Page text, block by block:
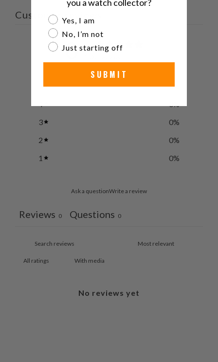
Customer reviews
0
0%
4
0%
3
0%
2
0%
1
0%
Ask a questionWrite a review
Reviews 0 Questions 0
With media
No reviews yet
you a watch collector?
Are you a watch collector?
Yes, I am
No, I’m not
Just starting off
SUBMIT